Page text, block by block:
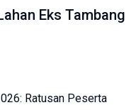
Eks Tambang